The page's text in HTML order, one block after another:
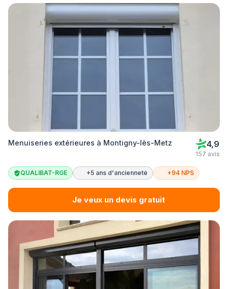
Menuiseries extérieures à Montigny-lès-Metz 4,9
157 avis
QUALIBAT-RGE +5 ans d'ancienneté +94 NPS
Je veux un devis gratuit